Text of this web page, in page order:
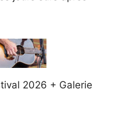
2026 + Galerie